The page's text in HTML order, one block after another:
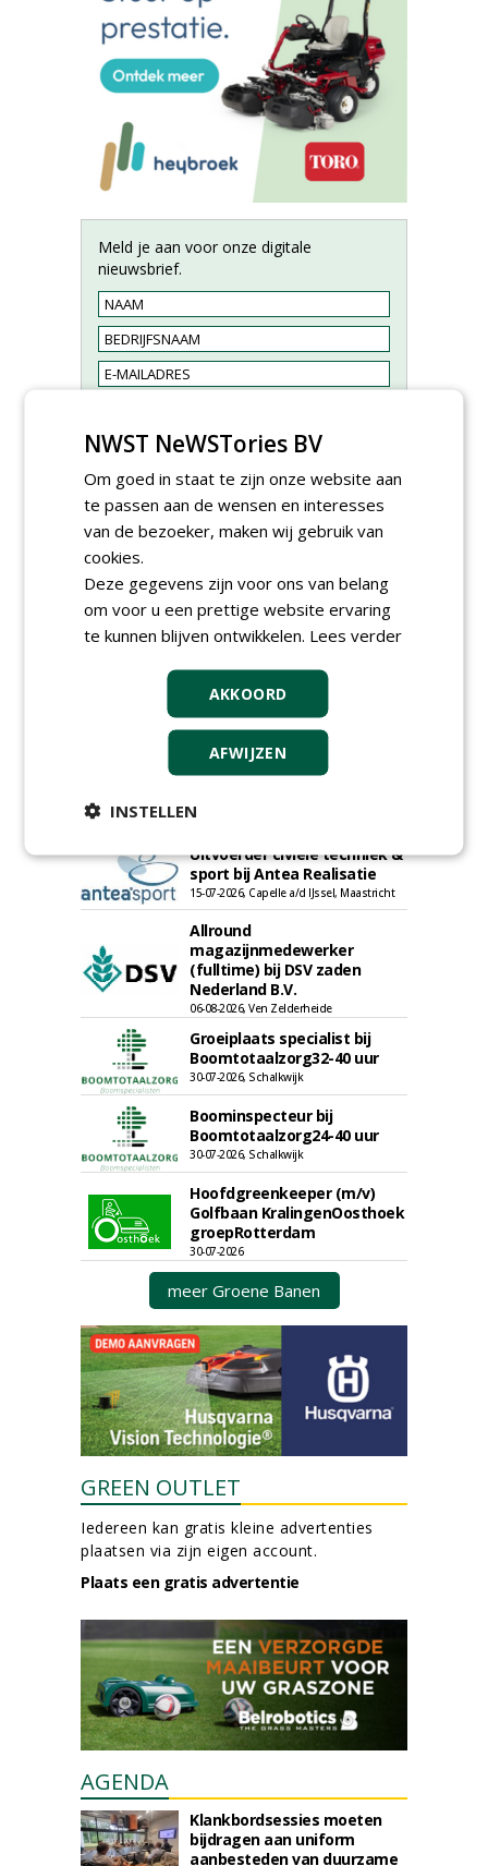
Meld je aan voor onze digitale
nieuwsbrief.
Proefveldmedewerker/
Chauffeur
landbouwmachines bij DSV
zaden Nederland B.V.
06-08-2026, Ven-Zelderheide
Kasmedewerker (fulltime) bij
DSV zaden Nederland B.V.
06-08-2026, Ven-Zelderheide
Projectleider Sport bij Antea
15-07-2026, Almere, Maastricht,
Uitvoerder civiele techniek &
sport bij Antea Realisatie
15-07-2026, Capelle a/d IJssel, Maastricht
Allround
magazijnmedewerker
(fulltime) bij DSV zaden
Nederland B.V.
06-08-2026, Ven Zelderheide
Groeiplaats specialist bij
Boomtotaalzorg32-40 uur
30-07-2026, Schalkwijk
Boominspecteur bij
Boomtotaalzorg24-40 uur
30-07-2026, Schalkwijk
Hoofdgreenkeeper (m/v)
Golfbaan KralingenOosthoek
groepRotterdam
30-07-2026
meer Groene Banen
GREEN OUTLET
Iedereen kan gratis kleine advertenties
plaatsen via zijn eigen account.
Plaats een gratis advertentie
AGENDA
Klankbordsessies moeten
bijdragen aan uniform
aanbesteden van duurzame
NWST NeWSTories BV
Om goed in staat te zijn onze website aan
te passen aan de wensen en interesses
van de bezoeker, maken wij gebruik van
cookies.
Deze gegevens zijn voor ons van belang
om voor u een prettige website ervaring
te kunnen blijven ontwikkelen. Lees verder
AKKOORD
AFWIJZEN
INSTELLEN